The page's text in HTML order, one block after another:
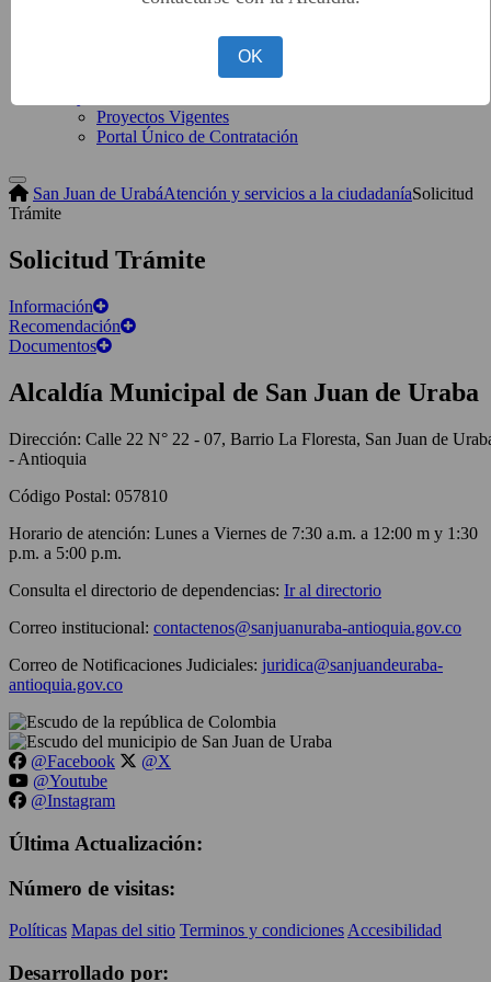
Objetivos de Desarrollo
Proyectos Vigentes
Portal Único de Contratación
San Juan de UrabáAtención y servicios a la ciudadaníaSolicitud
Trámite
Solicitud Trámite
Información
Recomendación
Documentos
Alcaldía Municipal de San Juan de Uraba
Dirección: Calle 22 N° 22 - 07, Barrio La Floresta, San Juan de
- Antioquia
Código Postal: 057810
Horario de atención: Lunes a Viernes de 7:30 a.m. a 12:00 m y 1:30
p.m. a 5:00 p.m.
Consulta el directorio de dependencias: Ir al directorio
Correo institucional: contactenos@sanjuanuraba-antioquia.gov.co
Correo de Notificaciones Judiciales: juridica@sanjuandeuraba-
antioquia.gov.co
@Facebook
@X
@Youtube
@Instagram
Última Actualización:
Número de visitas:
Políticas Mapas del sitio Terminos y condiciones Accesibilidad
Desarrollado por:
OK